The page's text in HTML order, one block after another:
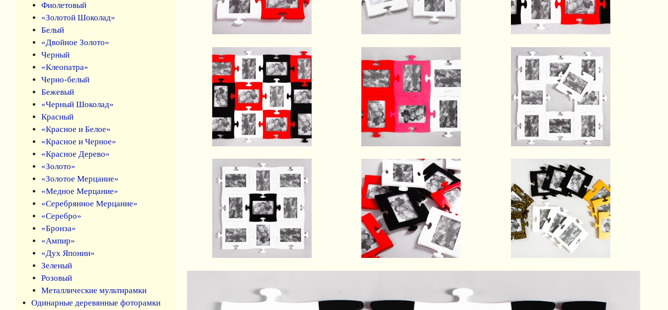
Фиолетовый
«Золотой Шоколад»
Белый
«Двойное Золото»
Черный
«Клеопатра»
Черно-белый
Бежевый
«Черный Шоколад»
Красный
«Красное и Белое»
«Красное и Черное»
«Красное Дерево»
«Золото»
«Золотое Мерцание»
«Медное Мерцание»
«Серебрянное Мерцание»
«Серебро»
«Бронза»
«Ампир»
«Дух Японии»
Зеленый
Розовый
Металлические мультирамки
Одинарные деревянные фоторамки